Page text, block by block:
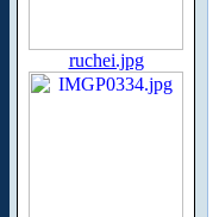
ruchei.jpg